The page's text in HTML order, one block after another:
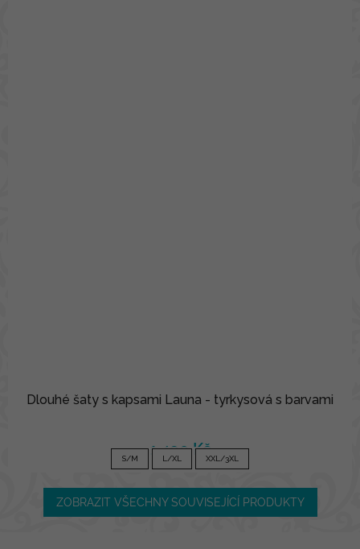
Dlouhé šaty s kapsami Launa - tyrkysová s barvami
1 490 Kč
S/M L/XL XXL/3XL
ZOBRAZIT VŠECHNY SOUVISEJÍCÍ PRODUKTY